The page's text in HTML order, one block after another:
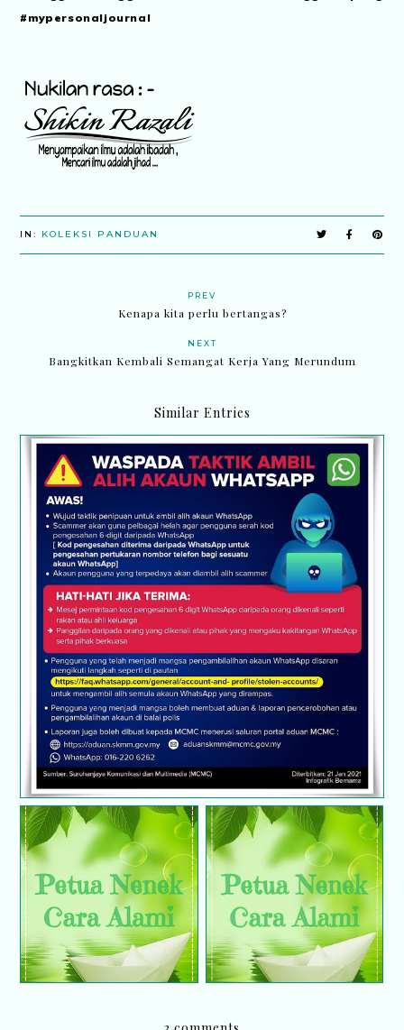
#mypersonaljournal
IN: KOLEKSI PANDUAN
PREV
Kenapa kita perlu bertangas?
NEXT
Bangkitkan Kembali Semangat Kerja Yang Merundum
Similar Entries
Waspada taktik ambil alih akaun Whatsapp
Cara alami hilangkan
panau
Cara untuk hilangkan
kesan gelap pada
bahagian ketiak